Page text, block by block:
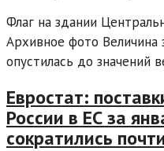
Флаг на здании
Архивное фото
опустилась до значений
Евростат:
России в ЕС за
сократились